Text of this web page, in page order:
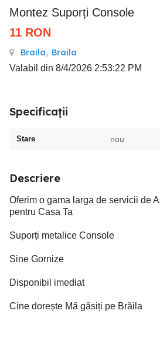
Montez Suporți Console
11 RON
Braila, Braila
Valabil din 8/4/2026 2:53:22 PM
Specificații
Stare nou
Descriere
Oferim o gama larga de servicii de
pentru Casa Ta
Suporți metalice Console
Sine Gornize
Disponibil imediat
Cine dorește Mă găsiți pe Brăila